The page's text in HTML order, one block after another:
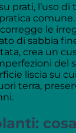
prati, l’uso
le
di sabbia
crea un
del
liscia su
terra,